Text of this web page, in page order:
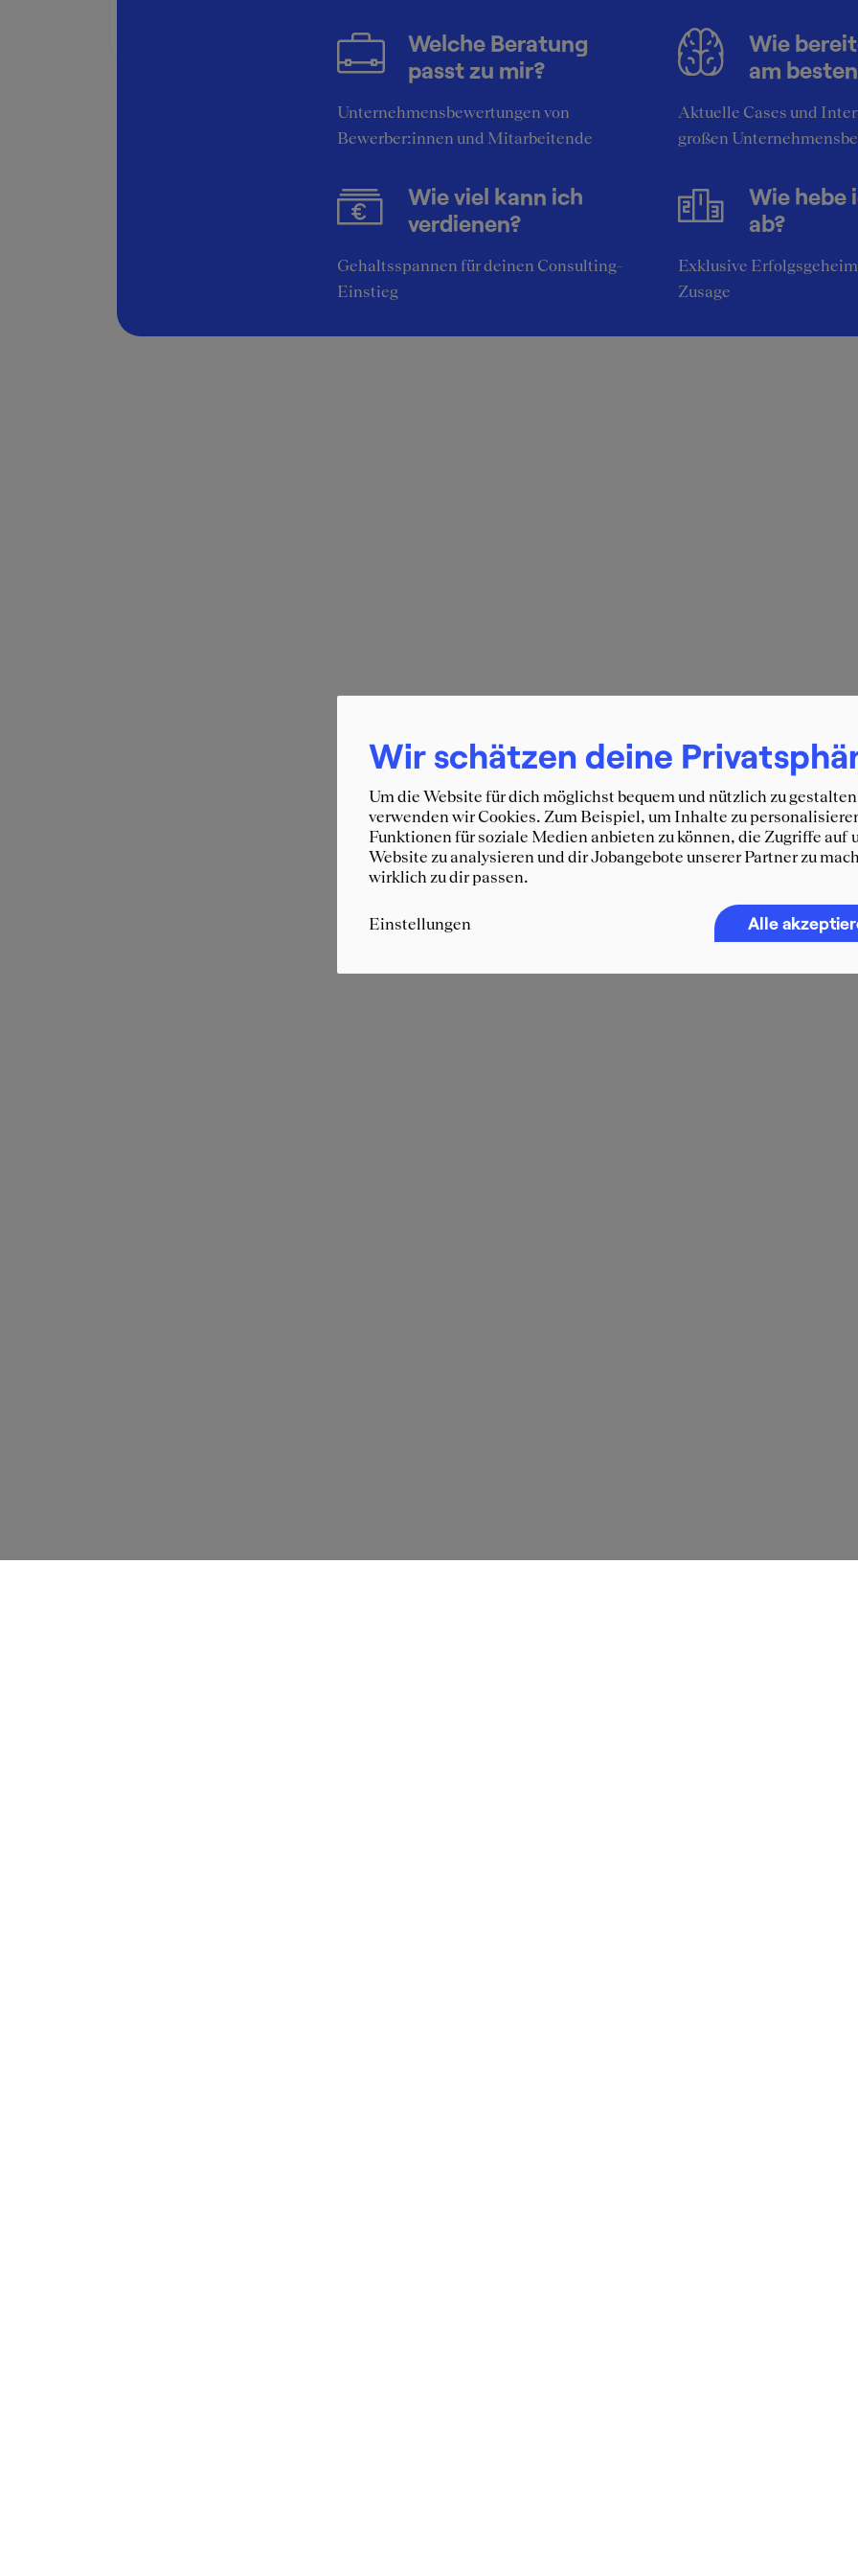
Welche Beratung
passt zu mir?
Unternehmensbewertungen von
Bewerber:innen und Mitarbeitende
Wie
am
Aktuelle Cases und
großen
Wie viel kann ich
verdienen?
Gehaltsspannen für deinen Consulting-
Einstieg
Wie hebe
ab?
Exklusive
Zusage
Wir schätzen deine
Um die Website für dich möglichst bequem und nützlich zu
verwenden wir Cookies. Zum Beispiel, um Inhalte zu
Funktionen für soziale Medien anbieten zu können, die Zugriffe auf
Website zu analysieren und dir Jobangebote unserer Partner zu
wirklich zu dir passen.
Einstellungen Alle